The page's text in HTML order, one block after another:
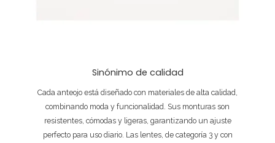
Sinónimo de calidad
Cada anteojo está diseñado con materiales de alta calidad,
combinando moda y funcionalidad. Sus monturas son
resistentes, cómodas y ligeras, garantizando un ajuste
perfecto para uso diario. Las lentes, de categoría 3 y con